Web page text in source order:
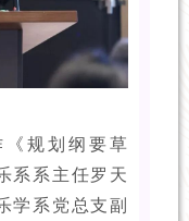
规划纲要草
系系主任罗天
学系党总支副